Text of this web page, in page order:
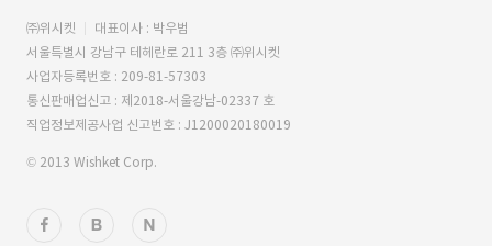
㈜위시켓
대표이사 : 박우범
서울특별시 강남구 테헤란로 211 3층 ㈜위시켓
사업자등록번호 : 209-81-57303
통신판매업신고 : 제2018-서울강남-02337 호
직업정보제공사업 신고번호 : J1200020180019
© 2013 Wishket Corp.